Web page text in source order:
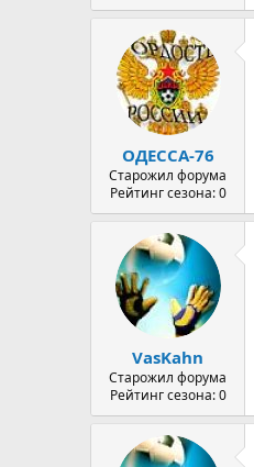
ОДЕССА-76
Старожил форума
Рейтинг сезона: 0
VasKahn
Старожил форума
Рейтинг сезона: 0